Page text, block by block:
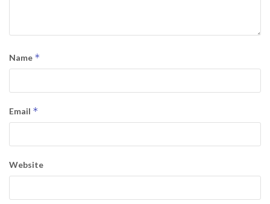
Name *
Email *
Website